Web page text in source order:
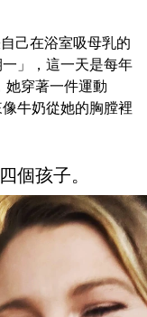
己在浴室吸母乳的
」，這一天是每年
她穿著一件運動
牛奶從她的胸膛裡
個孩子。